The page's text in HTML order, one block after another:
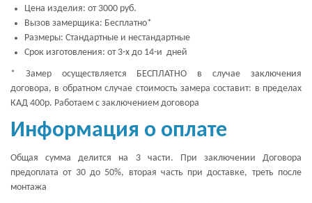
Цена изделия: от 3000 руб.
Вызов замерщика: Бесплатно*
Размеры: Стандартные и нестандартные
Срок изготовления: от 3-х до 14-и дней
* Замер осуществляется БЕСПЛАТНО в случае заключения
договора, в обратном случае стоимость замера составит: в пределах
КАД 400р. Работаем с заключением договора
Информация о оплате
Общая сумма делится на 3 части. При заключении Договора
предоплата от 30 до 50%, вторая часть при доставке, треть после
монтажа